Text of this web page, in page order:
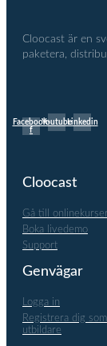
Cloocast är en
paketera,
Facebook-
f
YoutubeLinkedin
Cloocast
Gå till
Boka livedemo
Support
Genvägar
Logga in
Registrera dig som
utbildare